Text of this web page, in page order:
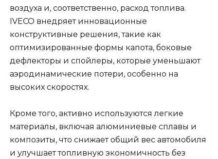
воздуха и, соответственно, расход топлива.
IVECO внедряет инновационные
конструктивные решения, такие как
оптимизированные формы капота, боковые
дефлекторы и спойлеры, которые уменьшают
аэродинамические потери, особенно на
высоких скоростях.
Кроме того, активно используются легкие
материалы, включая алюминиевые сплавы и
композиты, что снижает общий вес автомобиля
и улучшает топливную экономичность без